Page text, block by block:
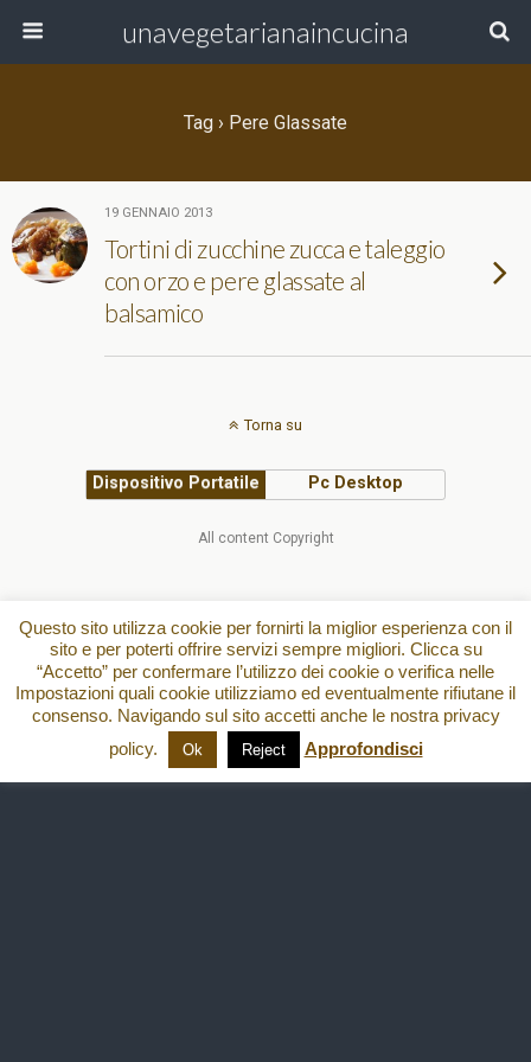
unavegetarianaincucina
Tag › Pere Glassate
19 GENNAIO 2013
Tortini di zucchine zucca e taleggio
con orzo e pere glassate al
balsamico
Torna su
Dispositivo Portatile Pc Desktop
All content Copyright
Questo sito utilizza cookie per fornirti la miglior esperienza con il
sito e per poterti offrire servizi sempre migliori. Clicca su
“Accetto” per confermare l’utilizzo dei cookie o verifica nelle
Impostazioni quali cookie utilizziamo ed eventualmente rifiutane il
consenso. Navigando sul sito accetti anche le nostra privacy
policy.
Ok Reject Approfondisci